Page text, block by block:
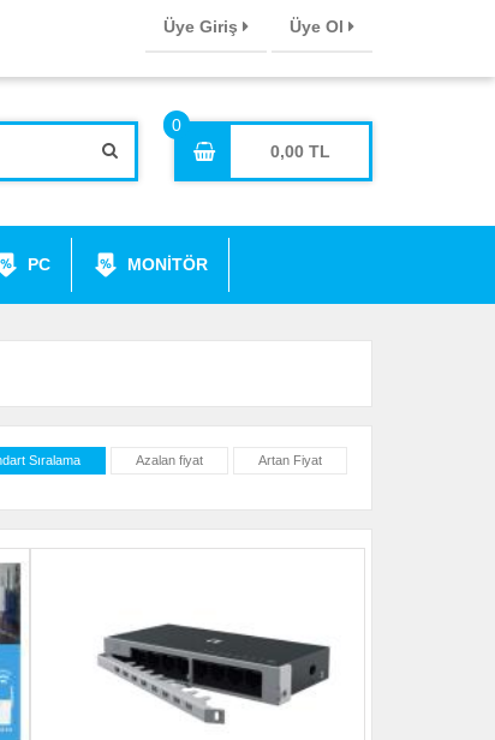
Üye Giriş Üye Ol
0,00
PC MONİTÖR
Sıralama Azalan fiyat Artan Fiyat